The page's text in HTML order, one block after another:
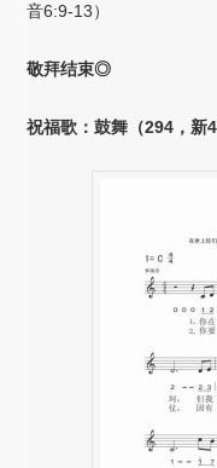
音6:9-13）
敬拜结束◎
祝福歌：鼓舞（294，新